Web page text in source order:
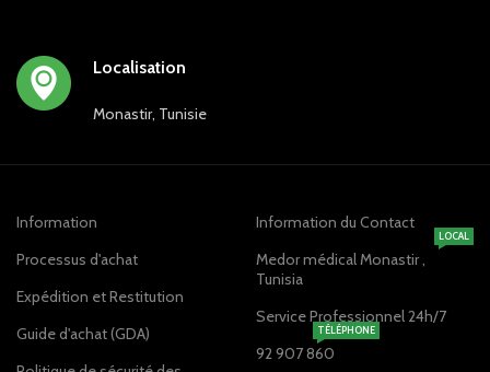
Localisation
Monastir, Tunisie
Information
Processus d'achat
Expédition et Restitution
Guide d'achat (GDA)
Information du Contact
Medor médical Monastir ,
Tunisia
LOCAL
Service Professionnel 24h/7
92 907 860
TÉLÉPHONE